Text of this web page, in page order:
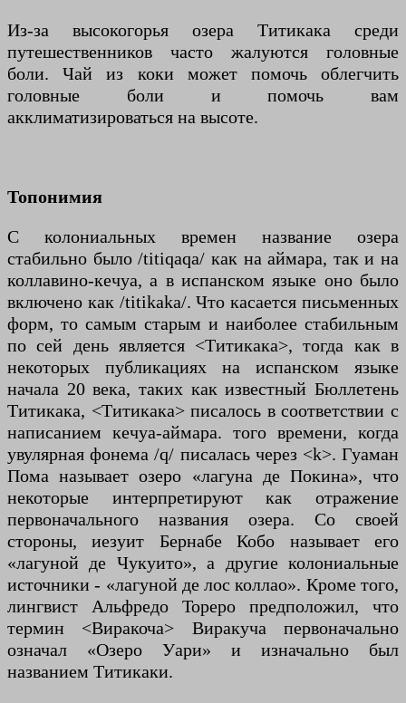
Из-за высокогорья озера Титикака среди
путешественников часто жалуются головные
боли. Чай из коки может помочь облегчить
головные боли и помочь вам
акклиматизироваться на высоте.
Топонимия
С колониальных времен название озера
стабильно было /titiqaqa/ как на аймара, так и на
коллавино-кечуа, а в испанском языке оно было
включено как /titikaka/. Что касается письменных
форм, то самым старым и наиболее стабильным
по сей день является <Титикака>, тогда как в
некоторых публикациях на испанском языке
начала 20 века, таких как известный Бюллетень
Титикака, <Титикака> писалось в соответствии с
написанием кечуа-аймара. того времени, когда
увулярная фонема /q/ писалась через <k>. Гуаман
Пома называет озеро «лагуна де Покина», что
некоторые интерпретируют как отражение
первоначального названия озера. Со своей
стороны, иезуит Бернабе Кобо называет его
«лагуной де Чукуито», а другие колониальные
источники - «лагуной де лос коллао». Кроме того,
лингвист Альфредо Тореро предположил, что
термин <Виракоча> Виракуча первоначально
означал «Озеро Уари» и изначально был
названием Титикаки.